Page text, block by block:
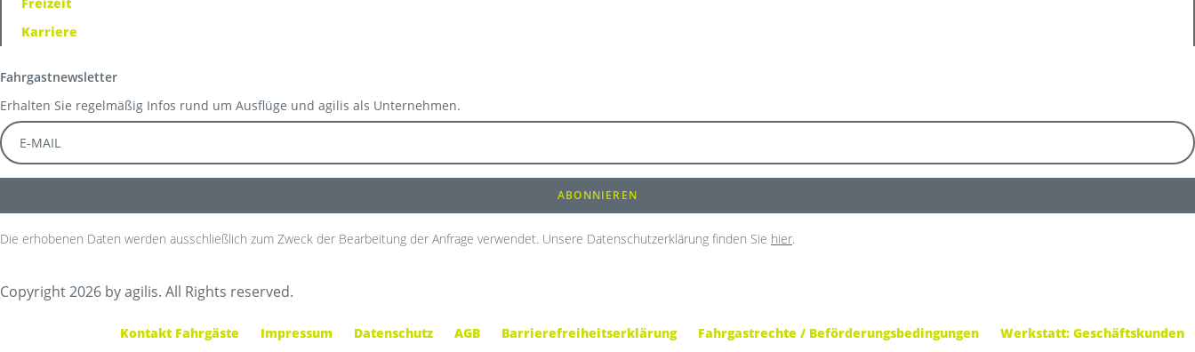
Karriere
Fahrgastnewsletter
Erhalten Sie regelmäßig Infos rund um Ausflüge und agilis als Unternehmen.
Die erhobenen Daten werden ausschließlich zum Zweck der Bearbeitung der Anfrage verwendet. Unsere Datenschutzerklärung finden Sie hier.
Copyright 2026 by agilis. All Rights reserved.
Kontakt Fahrgäste Impressum Datenschutz AGB Barrierefreiheitserklärung Fahrgastrechte / Beförderungsbedingungen Werkstatt: Geschäftskunden